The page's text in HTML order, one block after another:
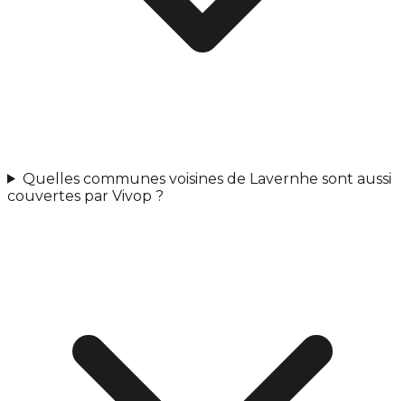
Quelles communes voisines de Lavernhe sont aussi
couvertes par Vivop ?